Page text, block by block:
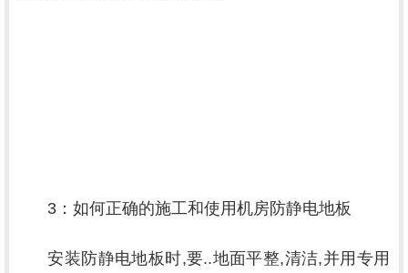
3：如何正确的施工和使用机房防静电地板
安装防静电地板时,要..地面平整,清洁,并用专用